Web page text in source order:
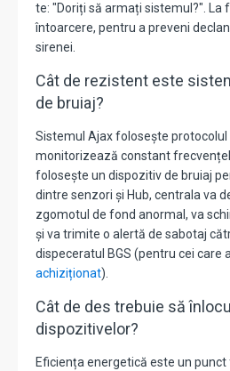
te: "Doriți să armați sistemul?". La
întoarcere, pentru a preveni
sirenei.
Cât de rezistent este
de bruiaj?
Sistemul Ajax folosește protocolul
monitorizează constant
folosește un dispozitiv de bruiaj
dintre senzori și Hub, centrala va
zgomotul de fond anormal, va
și va trimite o alertă de sabotaj
dispeceratul BGS (pentru cei care
achiziționat).
Cât de des trebuie să
dispozitivelor?
Eficiența energetică este un